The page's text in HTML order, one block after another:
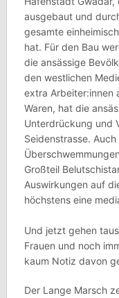
ausgebaut und
gesamte
hat. Für den Bau
die ansässige
den westlichen
extra Arbeiter:innen
Waren, hat die
Unterdrückung und
Seidenstrasse.
Großteil
Auswirkungen auf
höchstens eine
Und jetzt gehen
Frauen und noch
kaum Notiz davon
Der Lange Marsch